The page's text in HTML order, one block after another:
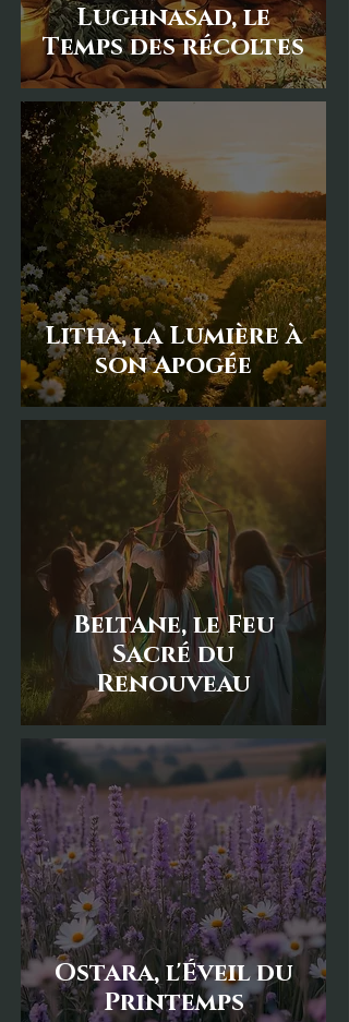
Lughnasad, le
Temps des récoltes
Litha, la Lumière à
son Apogée
Beltane, le Feu
Sacré du
Renouveau
Ostara, l'Éveil du
Printemps